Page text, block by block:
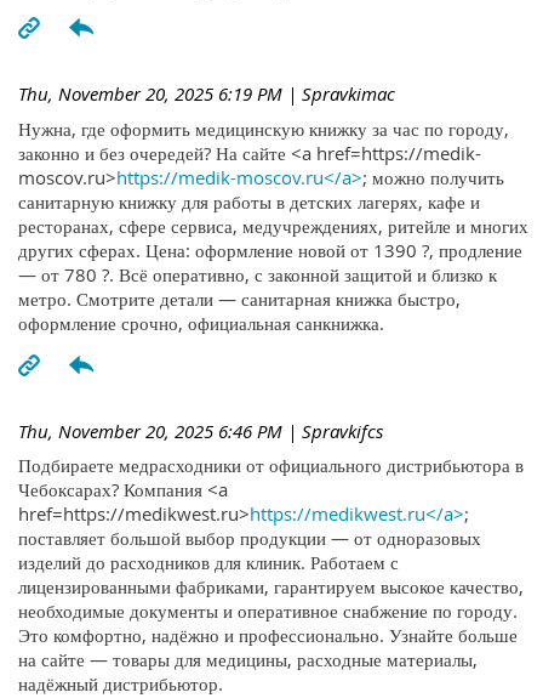
Thu, November 20, 2025 6:19 PM | Spravkimac
Нужна, где оформить медицинскую книжку за час по городу,
законно и без очередей? На сайте <a href=https://medik-
moscov.ru>https://medik-moscov.ru</a>; можно получить
санитарную книжку для работы в детских лагерях, кафе и
ресторанах, сфере сервиса, медучреждениях, ритейле и многих
других сферах. Цена: оформление новой от 1390 ?, продление
— от 780 ?. Всё оперативно, с законной защитой и близко к
метро. Смотрите детали — санитарная книжка быстро,
оформление срочно, официальная санкнижка.
Thu, November 20, 2025 6:46 PM | Spravkifcs
Подбираете медрасходники от официального дистрибьютора в
Чебоксарах? Компания <a
href=https://medikwest.ru>https://medikwest.ru</a>;
поставляет большой выбор продукции — от одноразовых
изделий до расходников для клиник. Работаем с
лицензированными фабриками, гарантируем высокое качество,
необходимые документы и оперативное снабжение по городу.
Это комфортно, надёжно и профессионально. Узнайте больше
на сайте — товары для медицины, расходные материалы,
надёжный дистрибьютор.